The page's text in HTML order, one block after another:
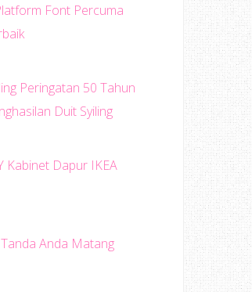
Font Percuma
Peringatan 50 Tahun
Duit Syiling
Kabinet Dapur IKEA
Anda Matang